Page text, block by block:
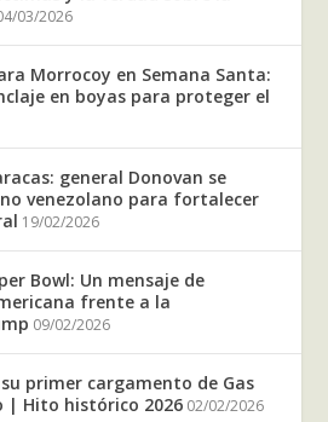
03/2026
Morrocoy en Semana Santa:
en boyas para proteger el
general Donovan se
venezolano para fortalecer
19/02/2026
Bowl: Un mensaje de
frente a la
09/02/2026
primer cargamento de Gas
| Hito histórico 2026 02/02/2026